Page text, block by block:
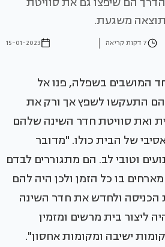
משגעת.
7 דקות קריאה 15-01-2023
המושבים בשפלה, פנו אל
הם התעקשו לשפץ אך ורק את
ואת סוויטת חדר השינה שלהם
של הבית כולו. "מדובר
וטובי לב. הם מתגוררים לבדם
בו כל הזמן ולכן היה להם
ולחדש את חדר השינה
ליצור בית מרשים ומזמין
ישיבה ומקומות אחסון".